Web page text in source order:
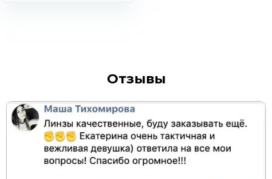
Отзывы